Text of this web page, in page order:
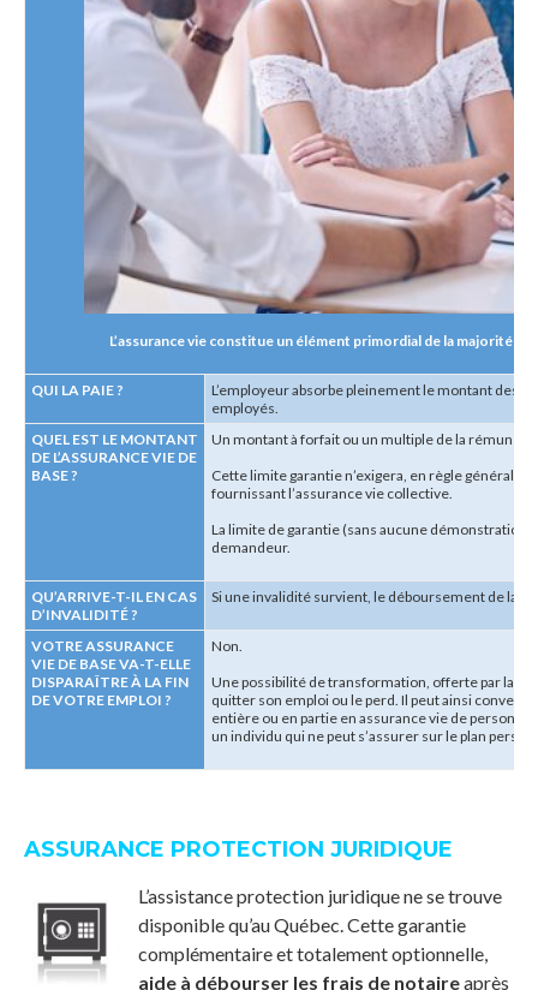
L’assurance vie constitue un élément primordial de la majorité
QUI LA PAIE?
L’employeur absorbe pleinement le montant des
employés.
QUEL EST LE MONTANT
DE L’ASSURANCE VIE DE
BASE?
Un montant à forfait ou un multiple de la
Cette limite garantie n’exigera, en règle générale,
fournissant l’assurance vie collective.
La limite de garantie (sans aucune démonstration
demandeur.
QU’ARRIVE-T-IL EN CAS
D’INVALIDITÉ?
Si une invalidité survient, le déboursement de la
VOTRE ASSURANCE
VIE DE BASE VA-T-ELLE
DISPARAÎTRE À LA FIN
DE VOTRE EMPLOI ?
Non.
Une possibilité de transformation, offerte par la
quitter son emploi ou le perd. Il peut ainsi
entière ou en partie en assurance vie de
un individu qui ne peut s’assurer sur le plan
ASSURANCE PROTECTION JURIDIQUE
L’assistance protection juridique ne se trouve
disponible qu’au Québec. Cette garantie
complémentaire et totalement optionnelle,
aide à débourser les frais de notaireaprès